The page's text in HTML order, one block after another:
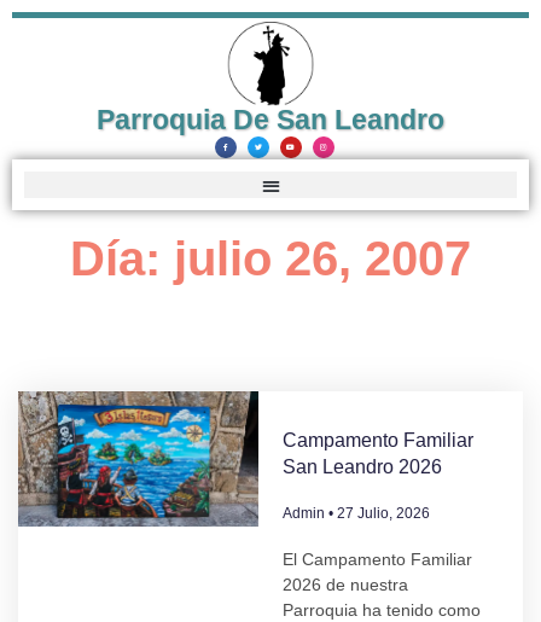
Parroquia De San Leandro
Día: julio 26, 2007
Campamento Familiar
San Leandro 2026
Admin 27 Julio, 2026
El Campamento Familiar
2026 de nuestra
Parroquia ha tenido como